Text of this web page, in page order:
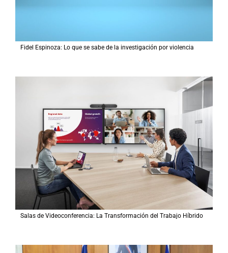
Fidel Espinoza: Lo que se sabe de la investigación por violencia
Salas de Videoconferencia: La Transformación del Trabajo Híbrido